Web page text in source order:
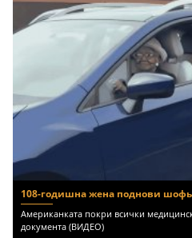
108-годишна жена поднови
Американката покри всички
документа (ВИДЕО)